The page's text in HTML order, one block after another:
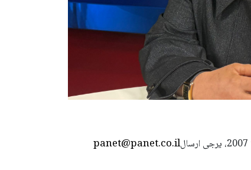
panet@panet.co.ilاستعمال المضامين بموجب بند 27 أ لقانون الحقوق الأدبية لسنة 2007، يرجى ارسال